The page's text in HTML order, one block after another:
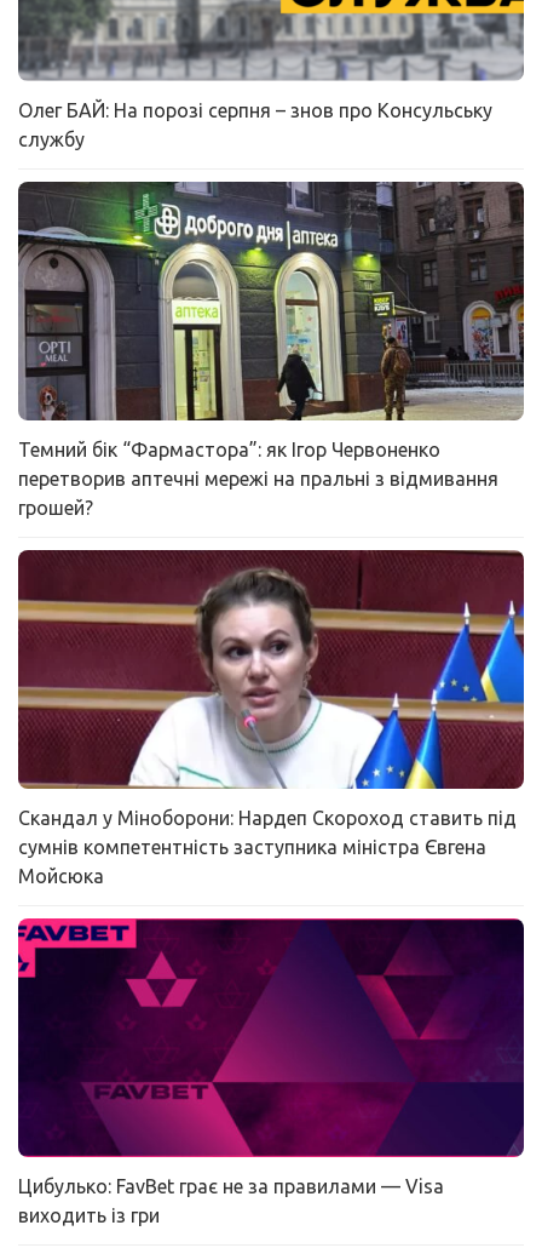
Олег БАЙ: На порозі серпня – знов про Консульську
службу
Темний бік “Фармастора”: як Ігор Червоненко
перетворив аптечні мережі на пральні з відмивання
грошей?
Скандал у Міноборони: Нардеп Скороход ставить під
сумнів компетентність заступника міністра Євгена
Мойсюка
Цибулько: FavBet грає не за правилами — Visa
виходить із гри